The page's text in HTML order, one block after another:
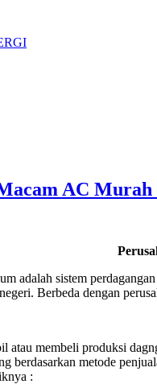
AC
adalah sistem
Berbeda dengan
atau membeli produksi
berdasarkan metode
: